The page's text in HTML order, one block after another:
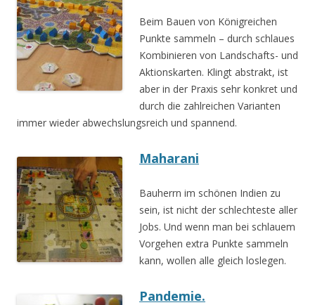
Beim Bauen von Königreichen
Punkte sammeln – durch schlaues
Kombinieren von Landschafts- und
Aktionskarten. Klingt abstrakt, ist
aber in der Praxis sehr konkret und
durch die zahlreichen Varianten
immer wieder abwechslungsreich und spannend.
Maharani
Bauherrn im schönen Indien zu
sein, ist nicht der schlechteste aller
Jobs. Und wenn man bei schlauem
Vorgehen extra Punkte sammeln
kann, wollen alle gleich loslegen.
Pandemie.